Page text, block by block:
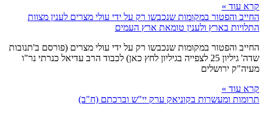
קרא עוד »
החייב והפטור במקומות שנכבשו רק על ידי עולי מצרים לענין מצוות
התלויות בארץ ולענין טומאת ארץ העמים
החייב והפטור במקומות שנכבשו רק על ידי עולי מצרים (פורסם ב'תנובות
שדה' גיליון 25 לצפייה בגיליון לחץ כאן) לכבוד הרב עדיאל כנרתי נר"ו
מעיה"ק ירושלים
קרא עוד »
תרומות ומעשרות בקוניאק ערק יי"ש וברכתם (ח"ב)